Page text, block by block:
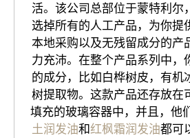
活。该公司总部位于蒙特利尔
选掉所有的人工产品，为你提
本地采购以及无残留成分的产
力充沛。在整个产品系列中，
的成分，比如白桦树皮，有机
树提取物。这款产品还存放在
填充的玻璃容器中，并且，他
土润发油和红枫霜润发油都可